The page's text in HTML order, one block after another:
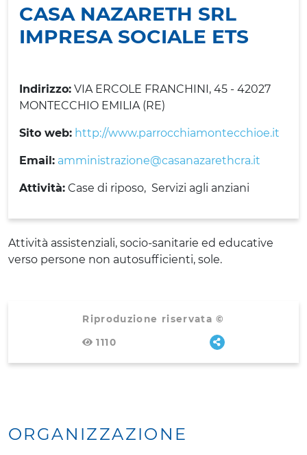
CASA NAZARETH SRL
IMPRESA SOCIALE ETS
Indirizzo: VIA ERCOLE FRANCHINI, 45 - 42027
MONTECCHIO EMILIA (RE)
Sito web: http://www.parrocchiamontecchioe.it
Email: amministrazione@casanazarethcra.it
Attività: Case di riposo Servizi agli anziani
Attività assistenziali, socio-sanitarie ed educative
verso persone non autosufficienti, sole.
Riproduzione riservata ©
1110
ORGANIZZAZIONE